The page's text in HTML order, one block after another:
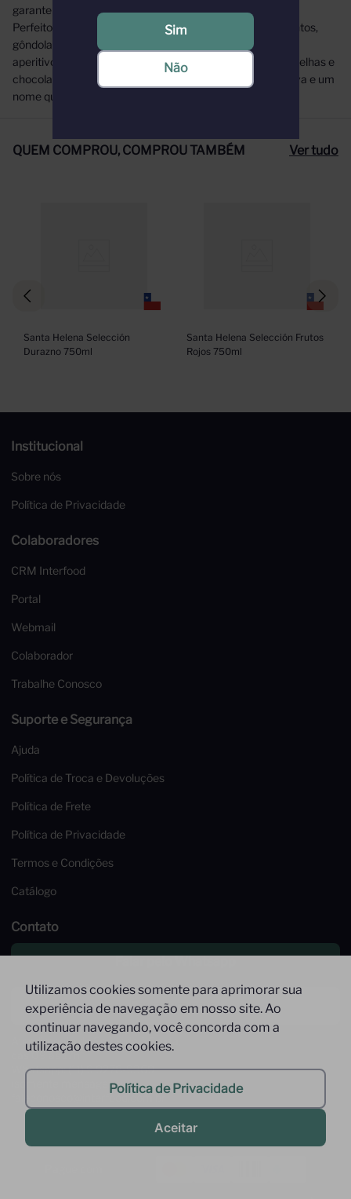
Utilizamos cookies somente para aprimorar sua
experiência de navegação em nosso site. Ao
continuar navegando, você concorda com a
utilização destes cookies.
Política de Privacidade
Aceitar
garante reposição constante no seu canal.
Perfeito para compor cartas de vinhos, cardápios de eventos,
gôndolas e portfólios de distribuição, harmonizando com
aperitivos, queijos semiduros, sobremesas de frutas vermelhas e
chocolates. Alta aceitação no balcão, margem competitiva e um
nome que o mercado já conhece.
QUEM COMPROU, COMPROU TAMBÉM Ver tudo
Santa Helena Selección
Durazno 750ml
Santa Helena Selección Frutos
Rojos 750ml
Institucional
Sobre nós
Política de Privacidade
Colaboradores
CRM Interfood
Portal
Webmail
Colaborador
Trabalhe Conosco
Suporte e Segurança
Ajuda
Política de Troca e Devoluções
Política de Frete
Política de Privacidade
Termos e Condições
Catálogo
Contato
Enviar um email
Atendimento de Segunda à Sexta,
das 09 às 17h
Whatsapp: (11) 9 9278-9369
(somente mensagens)
Sim
Não